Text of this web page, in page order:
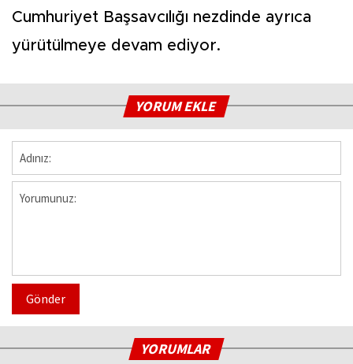
Cumhuriyet Başsavcılığı nezdinde ayrıca
yürütülmeye devam ediyor.
YORUM EKLE
Gönder
YORUMLAR